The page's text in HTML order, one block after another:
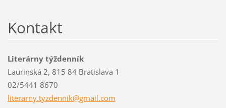
Kontakt
Literárny týždenník
Laurinská 2, 815 84 Bratislava 1
02/5441 8670
literarny.tyzdennik@gmail.com